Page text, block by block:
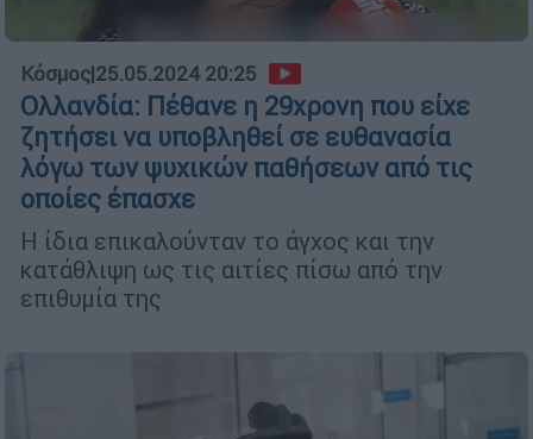
Κόσμος|25.05.2024 20:25
Ολλανδία: Πέθανε η 29χρονη που είχε
ζητήσει να υποβληθεί σε ευθανασία
λόγω των ψυχικών παθήσεων από τις
οποίες έπασχε
Η ίδια επικαλούνταν το άγχος και την
κατάθλιψη ως τις αιτίες πίσω από την
επιθυμία της